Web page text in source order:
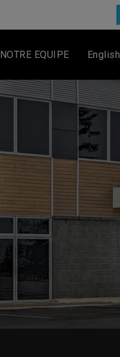
NOTRE EQUIPE English